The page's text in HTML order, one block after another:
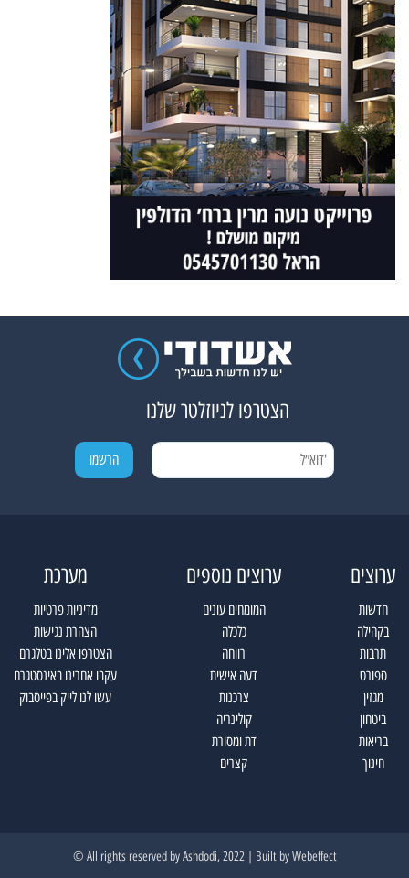
הצטרפו לניוזלטר שלנו
ערוצים
חדשות
בקהילה
תרבות
ספורט
מגזין
ביטחון
בריאות
חינוך
ערוצים נוספים
המומחים עונים
כלכלה
רווחה
דעה אישית
צרכנות
קולינריה
דת ומסורת
קצרים
מערכת
מדיניות פרטיות
הצהרת נגישות
הצטרפו אלינו בטלגרם
עקבו אחרינו באינסטגרם
עשו לנו לייק בפייסבוק
All rights reserved by Ashdodi, 2022 | Built byWebeffect ©